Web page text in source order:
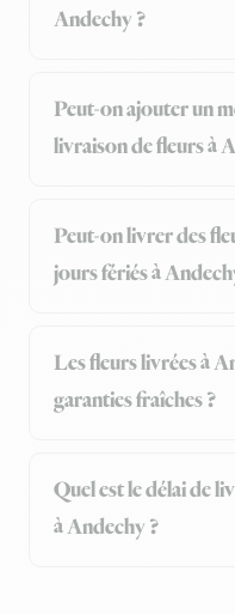
Andechy ?
Peut-on ajouter un
livraison de fleurs à
Peut-on livrer des
jours fériés à
Les fleurs livrées à
garanties fraîches ?
Quel est le délai de
à Andechy ?